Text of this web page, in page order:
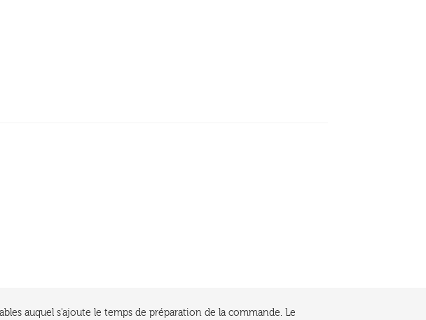
auquel s'ajoute le temps de préparation de la commande. Le